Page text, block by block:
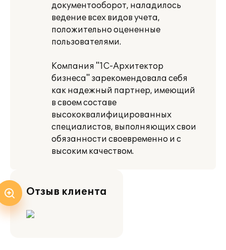
документооборот, наладилось
ведение всех видов учета,
положительно оцененные
пользователями.
Компания "1С-Архитектор
бизнеса" зарекомендовала себя
как надежный партнер, имеющий
в своем составе
высококвалифицированных
специалистов, выполняющих свои
обязанности своевременно и с
высоким качеством.
Отзыв клиента